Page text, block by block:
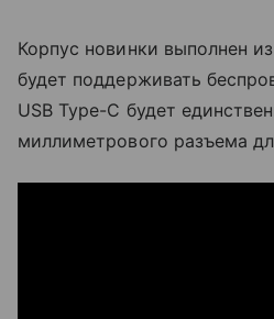
Корпус новинки выполнен
будет поддерживать
USB Type-C будет
миллиметрового разъема